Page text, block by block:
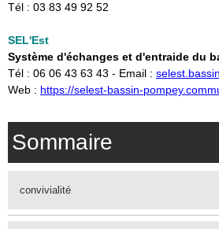
Tél : 03 83 49 92 52
SEL'Est
Système d'échanges et d'entraide du
Tél : 06 06 43 63 43 - Email :
Web : https://selest-bassin-
Sommaire
convivialité